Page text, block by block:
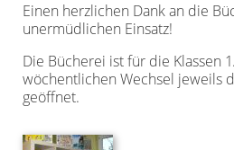
Einen herzlichen Dank an die
unermüdlichen Einsatz!
Die Bücherei ist für die Klassen
wöchentlichen Wechsel jeweils
geöffnet.